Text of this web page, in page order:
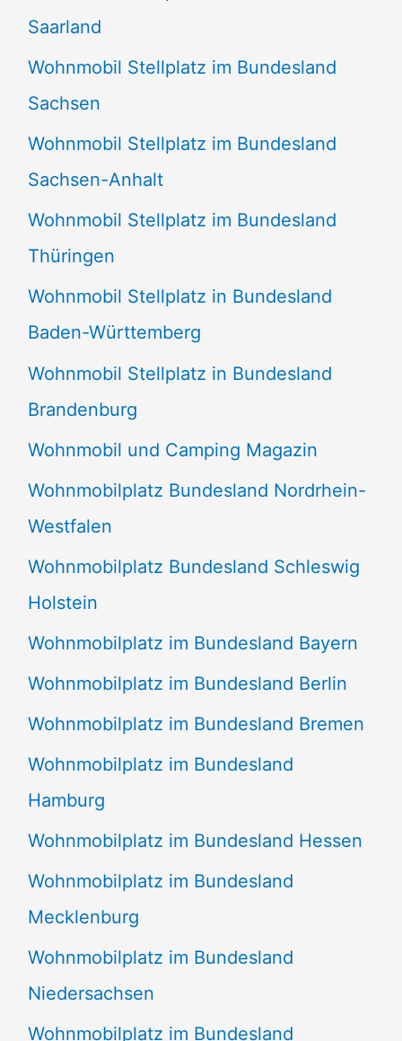
Saarland
Wohnmobil Stellplatz im Bundesland
Sachsen
Wohnmobil Stellplatz im Bundesland
Sachsen-Anhalt
Wohnmobil Stellplatz im Bundesland
Thüringen
Wohnmobil Stellplatz in Bundesland
Baden-Württemberg
Wohnmobil Stellplatz in Bundesland
Brandenburg
Wohnmobil und Camping Magazin
Wohnmobilplatz Bundesland Nordrhein-
Westfalen
Wohnmobilplatz Bundesland Schleswig
Holstein
Wohnmobilplatz im Bundesland Bayern
Wohnmobilplatz im Bundesland Berlin
Wohnmobilplatz im Bundesland Bremen
Wohnmobilplatz im Bundesland
Hamburg
Wohnmobilplatz im Bundesland Hessen
Wohnmobilplatz im Bundesland
Mecklenburg
Wohnmobilplatz im Bundesland
Niedersachsen
Wohnmobilplatz im Bundesland